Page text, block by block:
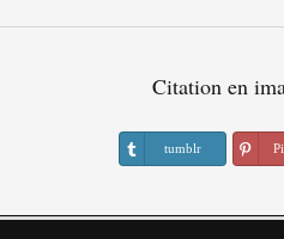
Citation en
tumblr